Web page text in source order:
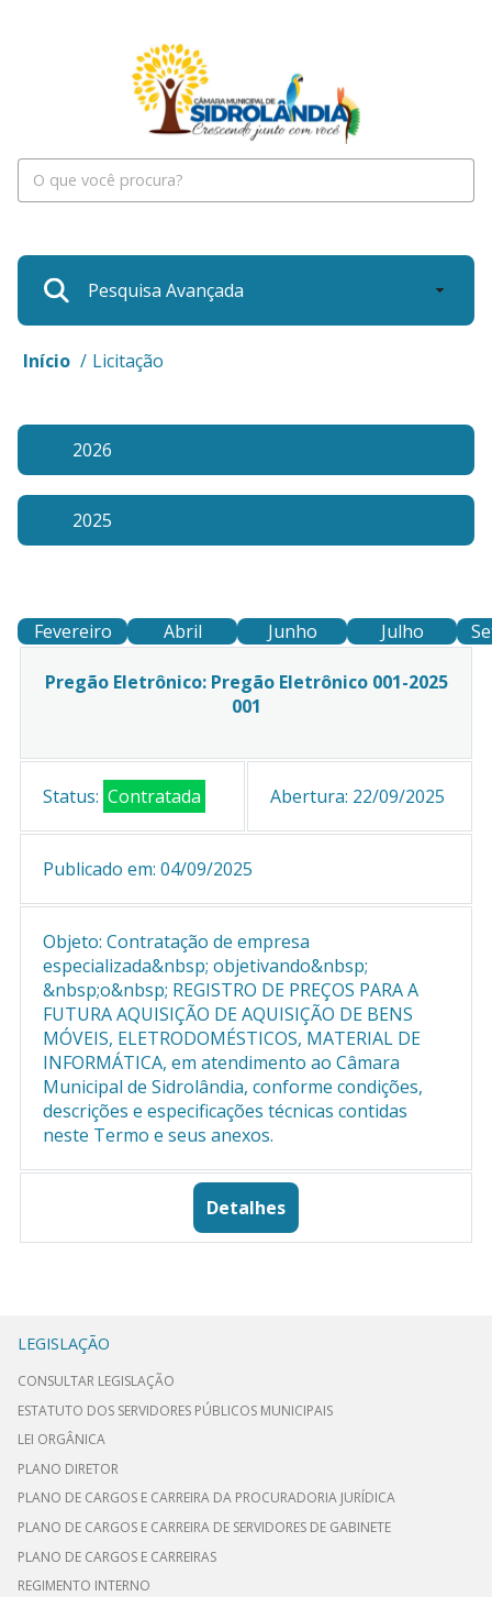
Pesquisa Avançada
Início / Licitação
2026
2025
Fevereiro Abril Junho Julho
Pregão Eletrônico: Pregão Eletrônico 001-2025
001
Status: Contratada Abertura: 22/09/2025
Publicado em: 04/09/2025
Objeto: Contratação de empresa
especializada&nbsp; objetivando&nbsp;
&nbsp;o&nbsp; REGISTRO DE PREÇOS PARA A
FUTURA AQUISIÇÃO DE AQUISIÇÃO DE BENS
MÓVEIS, ELETRODOMÉSTICOS, MATERIAL DE
INFORMÁTICA, em atendimento ao Câmara
Municipal de Sidrolândia, conforme condições,
descrições e especificações técnicas contidas
neste Termo e seus anexos.
Detalhes
LEGISLAÇÃO
CONSULTAR LEGISLAÇÃO
ESTATUTO DOS SERVIDORES PÚBLICOS MUNICIPAIS
LEI ORGÂNICA
PLANO DIRETOR
PLANO DE CARGOS E CARREIRA DA PROCURADORIA JURÍDICA
PLANO DE CARGOS E CARREIRA DE SERVIDORES DE GABINETE
PLANO DE CARGOS E CARREIRAS
REGIMENTO INTERNO